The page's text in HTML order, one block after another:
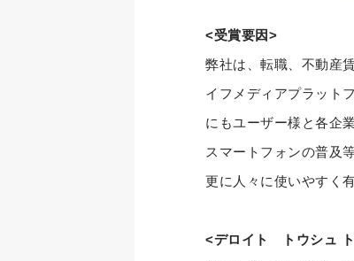
<受賞要因>
弊社は、転職、不動産
イフメディアプラット
にもユーザー様と各企
スマートフォンの普及
更に人々に使いやすく
<デロイト トウシュ